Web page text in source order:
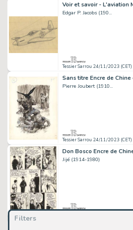
Filters
Edgar P. Jacobs (190...
Tessier Sarrou 24/11/2023 (CET)
Sans titre Encre de
Pierre Joubert (1910...
Tessier Sarrou 24/11/2023 (CET)
Jijé (1914-1980)